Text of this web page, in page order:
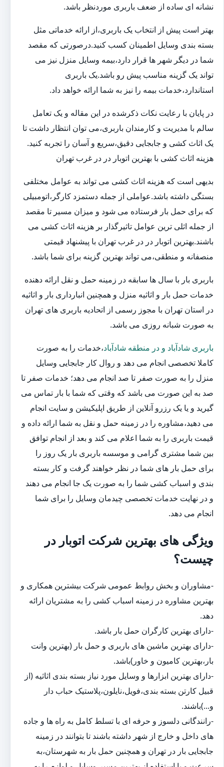
نشانه ای ساده از ضعف باربری موردنظر باشد.
بهتر است پیش از انتخاب یک باربری،از ارائه خدماتی مثل
بسته بندی وسایل اطمینان کسب کنید.درصورتی که مقصد
شما در دیگر شهر ها قرار دارد،بیمه وسایل منزل نیز می
تواند یک گزینه مناسب پیش رو باشد.یک باربری
استاندارد،خدمات بیمه را نیز به شما ارائه خواهد داد.
در پایان با رعایت نکات ذکرشده در این مقاله و یک تعامل
سالم با مدیریت و کارمندان باربری،می توان انتظار داشت تا
یک اثاث کشی و جابجایی دقیق،سریع و آسان را تجربه کنید.
هزینه اثاث کشی با بهترین اتوبار در در غرب تهران
بدیهی است که هزینه اثاث کشی می تواند به عوامل مختلفی
بستگی داشته باشد.عواملی از جمله دستمزد کارگر،اتومبیلی
که برای حمل بار فرستاده می شود و میزان مسیر تا مقصد
از جمله اثلی ترین عوامل تاثیرگذار بر هزینه اثاث کشی می
باشند.بهترین اتوبار در در غرب تهران با پیشنهاد قیمتی
منصفانه و منطقی،می تواند بهترین گزینه برای شما باشد.
باربری بار با سال ها سابقه در زمینه حمل و نقل ارائه دهنده
خدمات حمل بار و اثاثیه منزل و همچنین انبارداری بار و اثاثیه
در استان تهران با مجوز رسمی از اتحادیه باربری های تهران
به صورت شبانه روزی می باشد.
باربری شادآباد و در منطقه شادآباد،خدمات را به صورت
کاملا تخصصی انجام می دهد و روال کار جابجایی وسایل
منزل را به صورت صفر تا صد انجام می دهد؛ خدمات صفر تا
صد به این صورت می باشد که وقتی که شما با بار تماس می
گیرید و یا یک رزرو آنلاین از طریق اپلیکیشن و سایت انجام
می دهید،مشاوره را در زمینه حمل و نقل به شما ارائه داده و
قیمت باربری را به شما اعلام می کند و بعد از انجام توافق
بین شما مشتری گرامی و موسسه باربری بار یک روز را
برای حمل بار های شما در نظر خواهند گرفت و کار بسته
بندی و اسباب کشی شما را به صورت یک جا انجام می دهند
و در نهایت خدمات تخصصی چیدمان وسایل را برای شما
انجام می دهد.
ویژگی های بهترین شرکت اتوبار در
چیست؟
-مشاوران و بخش روابط عمومی شرکت بیشترین همکاری و
بهترین مشاوره در زمینه اسباب کشی را به مشتریان ارائه
دهد.
-دارای بهترین کارگران حمل بار باشد.
-دارای بهترین ماشین های باربری و حمل بار (بهترین وانت
بار،بهترین کامیون و خاور)باشد.
-دارای بهترین ابزارها و وسایل مورد نیاز بسته بندی اثاثیه (از
قبیل کارتن بسته بندی،فویل،نایلون،پلاستیک حباب دار
و...)باشند.
-رانندگانی دلسوز و حرفه ای با تسلط کامل به راه ها و جاده
های داخل و خارج از شهر داشته باشند تا بتوانند در زمینه
جابجایی بار در تهران و همچنین حمل بار به شهرستان،به